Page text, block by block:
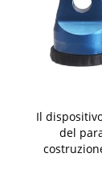
Il
del